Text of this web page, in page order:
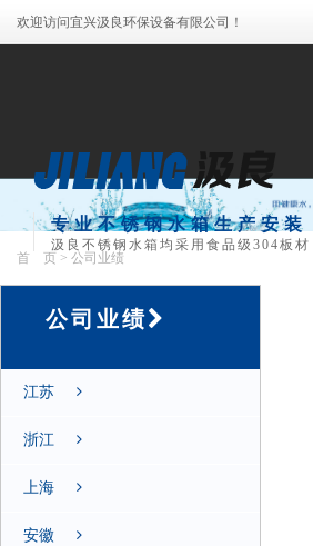
欢迎访问宜兴汲良环保设备有限公司！
专业不锈钢水箱生产安装
汲良不锈钢水箱均采用食品级304板材
首 页 > 公司业绩
公司业绩
江苏
浙江
上海
安徽